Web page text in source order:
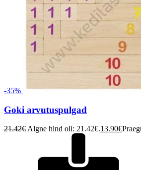
-35%
Goki arvutuspulgad
21.42€Algne hind oli: 21.42€.13.90€